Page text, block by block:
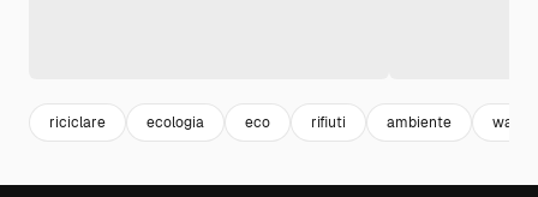
riciclare ecologia eco rifiuti ambiente waste